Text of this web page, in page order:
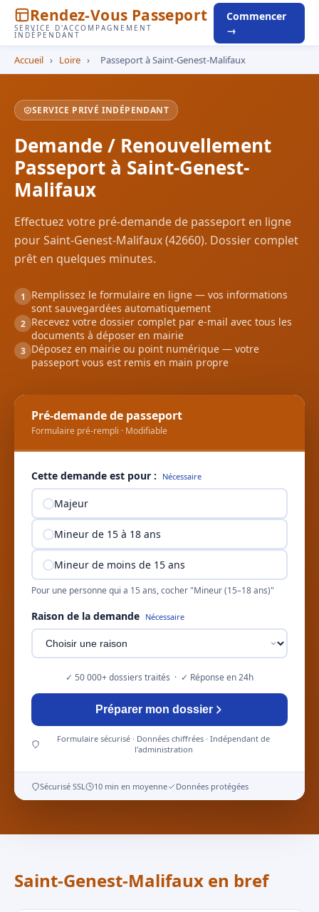
Rendez-Vous Passeport
SERVICE D'ACCOMPAGNEMENT
INDÉPENDANT
Commencer
→
Accueil › Loire › Passeport à Saint-Genest-Malifaux
SERVICE PRIVÉ INDÉPENDANT
Demande / Renouvellement
Passeport à Saint-Genest-
Malifaux
Effectuez votre pré-demande de passeport en ligne
pour Saint-Genest-Malifaux (42660). Dossier complet
prêt en quelques minutes.
1
Remplissez le formulaire en ligne — vos informations
sont sauvegardées automatiquement
2 Recevez votre dossier complet par e-mail avec tous les
documents à déposer en mairie
3 Déposez en mairie ou point numérique — votre
passeport vous est remis en main propre
Pré-demande de passeport
Formulaire pré-rempli · Modifiable
Cette demande est pour : Nécessaire
Majeur
Mineur de 15 à 18 ans
Mineur de moins de 15 ans
Pour une personne qui a 15 ans, cocher "Mineur (15–18 ans)"
Raison de la demande Nécessaire
✓ 50 000+ dossiers traités · ✓ Réponse en 24h
Préparer mon dossier
Formulaire sécurisé · Données chiffrées · Indépendant de
l'administration
Sécurisé SSL 10 min en moyenne Données protégées
Saint-Genest-Malifaux en bref